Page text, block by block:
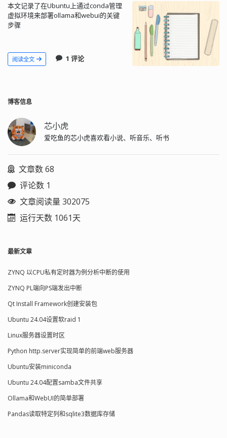
本文记录了在Ubuntu上通过conda管理
虚拟环境来部署ollama和webui的关键
步骤
阅读全文 1 评论
博客信息
芯小虎
爱吃鱼的芯小虎喜欢看小说、听音乐、听书
文章数 68
评论数 1
文章阅读量 302075
运行天数 1061天
最新文章
ZYNQ 以CPU私有定时器为例分析中断的使用
ZYNQ PL端向PS端发出中断
Qt Install Framework创建安装包
Ubuntu 24.04设置软raid 1
Linux服务器设置时区
Python http.server实现简单的前端web服务器
Ubuntu安装miniconda
Ubuntu 24.04配置samba文件共享
Ollama和WebUI的简单部署
Pandas读取特定列和sqlite3数据库存储